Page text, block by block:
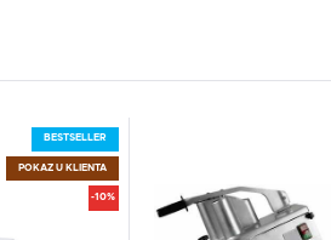
BESTSELLER
POKAZ U KLIENTA
-10%